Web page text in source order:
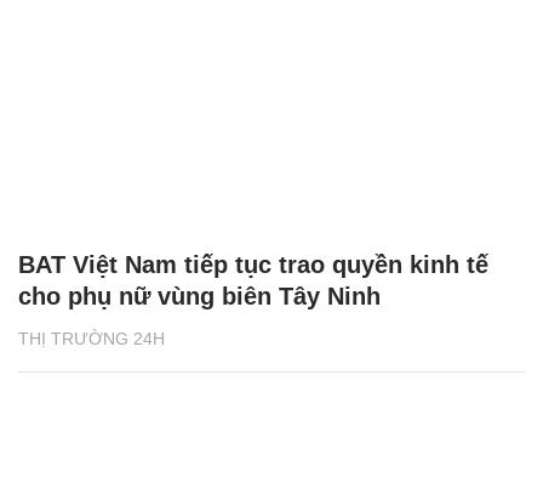
THỊ TRƯỜNG 24H
BAT Việt Nam tiếp tục trao quyền kinh tế
cho phụ nữ vùng biên Tây Ninh